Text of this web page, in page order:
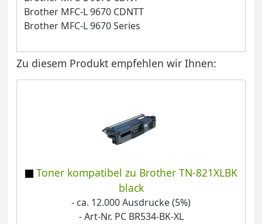
Brother MFC-L 9670 CDNTT
Brother MFC-L 9670 Series
Zu diesem Produkt empfehlen wir Ihnen:
Toner kompatibel zu Brother TN-821XLBK
black
- ca. 12.000 Ausdrucke (5%)
- Art-Nr. PC BR534-BK-XL